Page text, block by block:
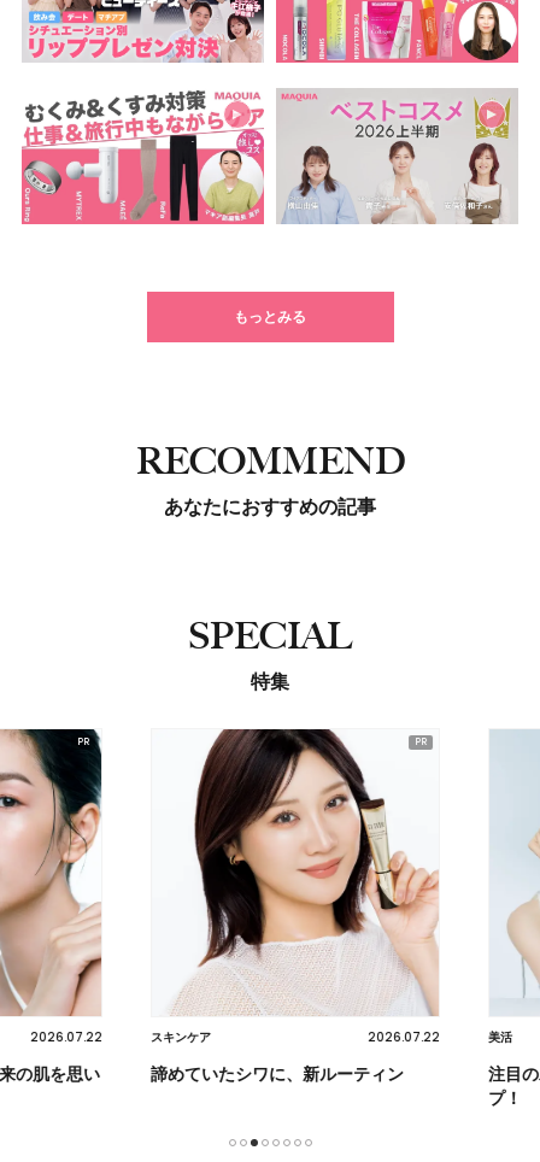
もっとみる
RECOMMEND
あなたにおすすめの記事
SPECIAL
特集
2026.07.22
肌を思い
スキンケア 2026.07.22
諦めていたシワに、新ルーティン
注目の
プ！